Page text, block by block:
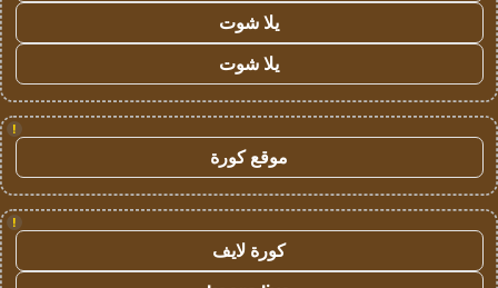
يلا شوت
يلا شوت
!
موقع كورة
!
كورة لايف